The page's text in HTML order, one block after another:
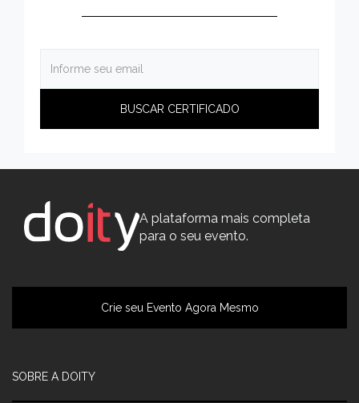
A plataforma mais completa
para o seu evento.
Crie seu Evento Agora Mesmo
SOBRE A DOITY